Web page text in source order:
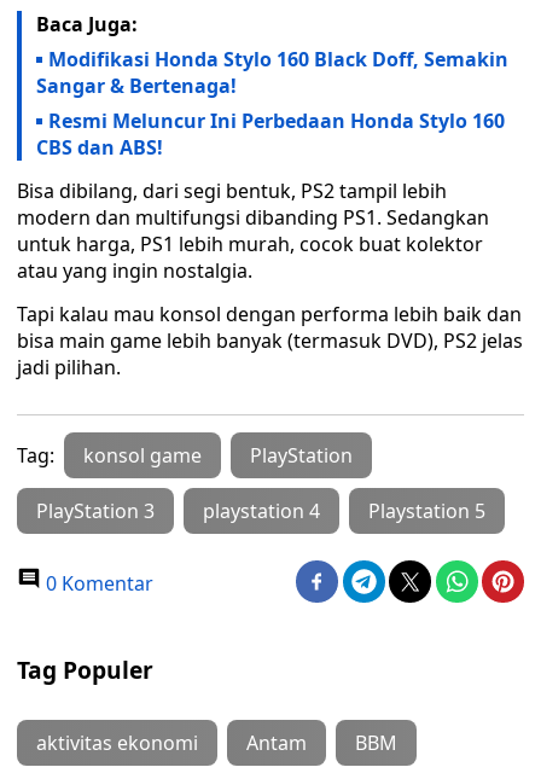
Baca Juga:
Modifikasi Honda Stylo 160 Black Doff, Semakin
Sangar & Bertenaga!
Resmi Meluncur Ini Perbedaan Honda Stylo 160
CBS dan ABS!
Bisa dibilang, dari segi bentuk, PS2 tampil lebih
modern dan multifungsi dibanding PS1. Sedangkan
untuk harga, PS1 lebih murah, cocok buat kolektor
atau yang ingin nostalgia.
Tapi kalau mau konsol dengan performa lebih baik dan
bisa main game lebih banyak (termasuk DVD), PS2 jelas
jadi pilihan.
Tag: konsol game PlayStation
PlayStation 3 playstation 4 Playstation 5
0 Komentar
Tag Populer
aktivitas ekonomi Antam BBM